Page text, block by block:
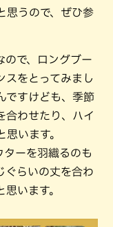
思うので、ぜひ参
ので、ロングブー
スをとってみまし
ですけども、季節
合わせたり、ハイ
います。
ターを羽織るのも
ぐらいの丈を合わ
います。